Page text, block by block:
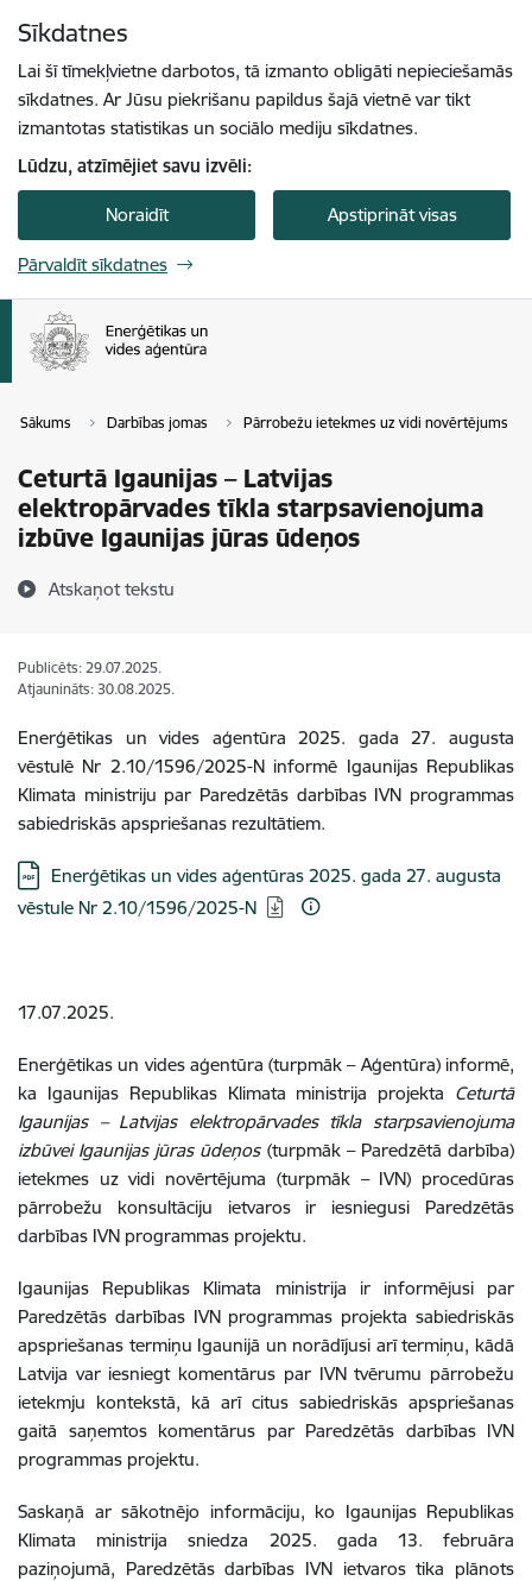
Sīkdatnes
Lai šī tīmekļvietne darbotos, tā izmanto obligāti nepieciešamās
sīkdatnes. Ar Jūsu piekrišanu papildus šajā vietnē var tikt
izmantotas statistikas un sociālo mediju sīkdatnes.
Lūdzu, atzīmējiet savu izvēli:
Noraidīt Apstiprināt visas
Pārvaldīt sīkdatnes
Sākums Darbības jomas Pārrobežu ietekmes uz vidi novērtējums
Ceturtā Igaunijas – Latvijas
elektropārvades tīkla starpsavienojuma
izbūve Igaunijas jūras ūdeņos
Atskaņot tekstu
Publicēts: 29.07.2025.
Atjaunināts: 30.08.2025.
Enerģētikas un vides aģentūra2025. gada 27. augusta
vēstulē Nr 2.10/1596/2025-N informē Igaunijas Republikas
Klimata ministriju par Paredzētās darbības IVN programmas
sabiedriskās apspriešanas rezultātiem.
Lejupielādēt:
Enerģētikas un vides aģentūras 2025. gada 27. augusta
vēstule Nr 2.10/1596/2025-N
17.07.2025.
Enerģētikas un vides aģentūra (turpmāk – Aģentūra) informē,
ka Igaunijas Republikas Klimata ministrija projekta Ceturtā
Igaunijas – Latvijas elektropārvades tīkla starpsavienojuma
izbūvei Igaunijas jūras ūdeņos (turpmāk – Paredzētā darbība)
ietekmes uz vidi novērtējuma (turpmāk – IVN) procedūras
pārrobežu konsultāciju ietvaros ir iesniegusi Paredzētās
darbības IVN programmas projektu.
Igaunijas Republikas Klimata ministrija ir informējusi par
Paredzētās darbības IVN programmas projekta sabiedriskās
apspriešanas termiņu Igaunijā un norādījusi arī termiņu, kādā
Latvija var iesniegt komentārus par IVN tvērumu pārrobežu
ietekmju kontekstā, kā arī citus sabiedriskās apspriešanas
gaitā saņemtos komentārus par Paredzētās darbības IVN
programmas projektu.
Saskaņā ar sākotnējo informāciju, ko Igaunijas Republikas
Klimata ministrija sniedza 2025. gada 13. februāra
paziņojumā, Paredzētās darbības IVN ietvaros tika plānots